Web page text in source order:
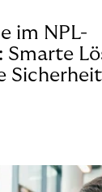
im NPL-
Smarte
Sicherheit